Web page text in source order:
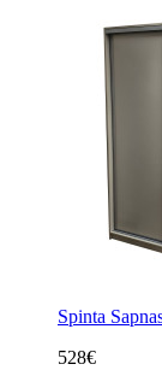
Spinta
528€